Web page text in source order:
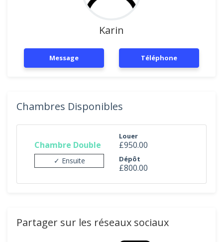
Karin
Message Téléphone
Chambres Disponibles
Chambre Double
✓ Ensuite
Louer
£950.00
Dépôt
£800.00
Partager sur les réseaux sociaux